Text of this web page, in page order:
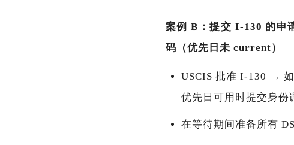
案例 B：提交 I-130 的申
码（优先日未 current）
USCIS 批准 I-130 →
优先日可用时提交身
在等待期间准备所有